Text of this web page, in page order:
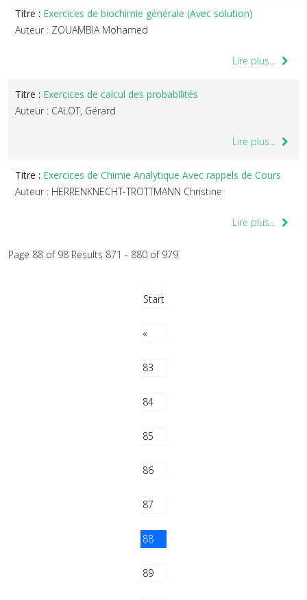
Titre : Exercices de biochimie générale (Avec solution)
Auteur : ZOUAMBIA Mohamed
Lire plus...
Titre : Exercices de calcul des probabilités
Auteur : CALOT, Gérard
Lire plus...
Titre : Exercices de Chimie Analytique Avec rappels de Cours
Auteur : HERRENKNECHT-TROTTMANN Christine
Lire plus...
Page 88 of 98 Results 871 - 880 of 979
Start
«
83
84
85
86
87
88
89